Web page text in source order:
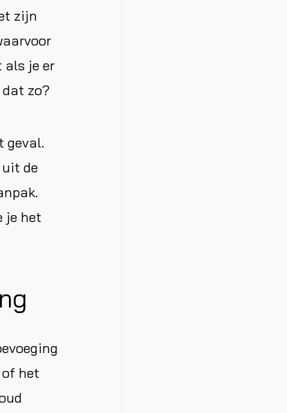
zijn
als je er
zo?
geval.
uit de
je het
het